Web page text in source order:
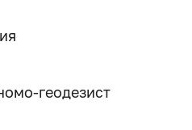
геодезист